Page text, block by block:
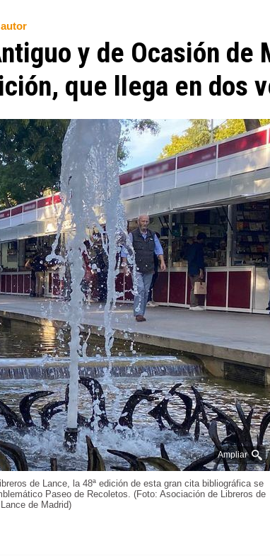
y de Ocasión de
que llega en dos
Ampliar
de Lance, la 48ª edición de esta gran cita bibliográfica se
Paseo de Recoletos. (Foto: Asociación de Libreros de
Lance de Madrid)